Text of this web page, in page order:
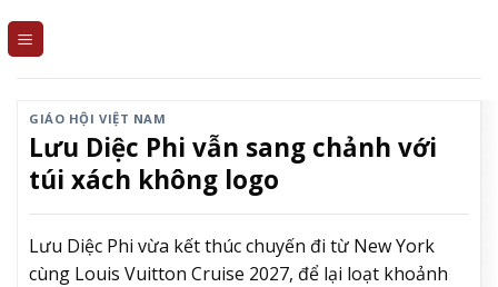
GIÁO HỘI VIỆT NAM
Lưu Diệc Phi vẫn sang chảnh với
túi xách không logo
Lưu Diệc Phi vừa kết thúc chuyến đi từ New York
cùng Louis Vuitton Cruise 2027, để lại loạt khoảnh